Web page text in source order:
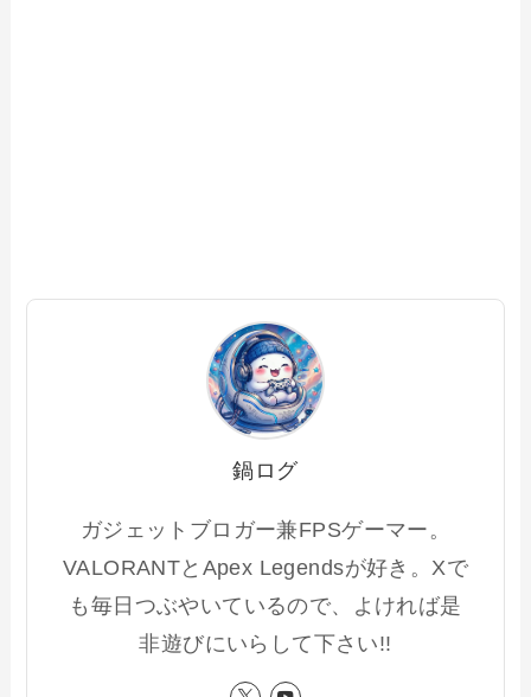
鍋ログ
ガジェットブロガー兼FPSゲーマー。
VALORANTとApex Legendsが好き。Xで
も毎日つぶやいているので、よければ是
非遊びにいらして下さい!!